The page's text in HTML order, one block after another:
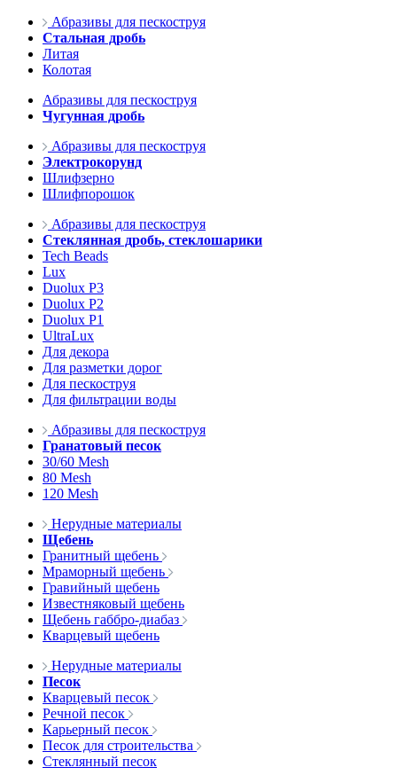
Абразивы для пескоструя
Стальная дробь
Литая
Колотая
Абразивы для пескоструя
Чугунная дробь
Абразивы для пескоструя
Электрокорунд
Шлифзерно
Шлифпорошок
Абразивы для пескоструя
Стеклянная дробь, стеклошарики
Tech Beads
Lux
Duolux P3
Duolux P2
Duolux P1
UltraLux
Для декора
Для разметки дорог
Для пескоструя
Для фильтрации воды
Абразивы для пескоструя
Гранатовый песок
30/60 Mesh
80 Mesh
120 Mesh
Нерудные материалы
Щебень
Гранитный щебень
Мраморный щебень
Гравийный щебень
Известняковый щебень
Щебень габбро-диабаз
Кварцевый щебень
Нерудные материалы
Песок
Кварцевый песок
Речной песок
Карьерный песок
Песок для строительства
Стеклянный песок